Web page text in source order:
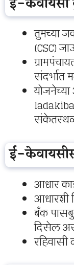
तुमच्या
(CSC)
संदर्भात
ई-
आधार
आधारशी
बँक
दिसेल